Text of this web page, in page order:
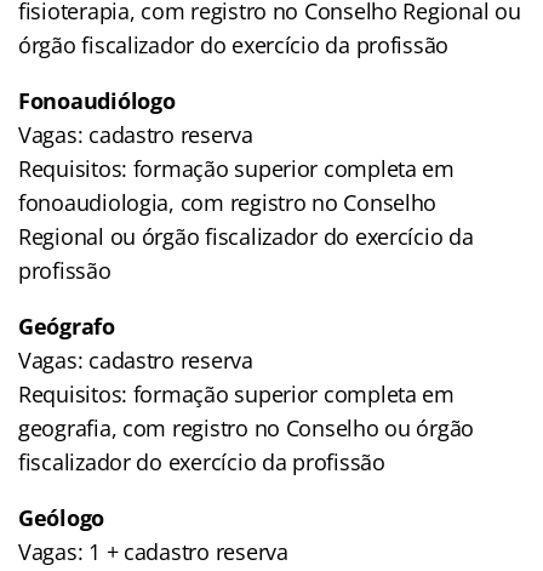
fisioterapia, com registro no Conselho Regional ou
órgão fiscalizador do exercício da profissão
Fonoaudiólogo
Vagas: cadastro reserva
Requisitos: formação superior completa em
fonoaudiologia, com registro no Conselho
Regional ou órgão fiscalizador do exercício da
profissão
Geógrafo
Vagas: cadastro reserva
Requisitos: formação superior completa em
geografia, com registro no Conselho ou órgão
fiscalizador do exercício da profissão
Geólogo
Vagas: 1 + cadastro reserva